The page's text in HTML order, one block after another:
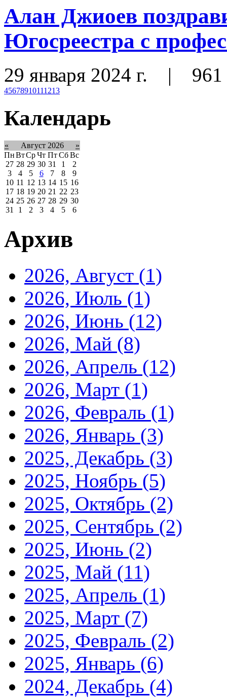
Алан Джиоев
Югосреестра с
29 января 2024 г. | 961
45678910111213
Календарь
« Август 2026
»
ПнВтСрЧт Пт Сб Вс
27 28 29 30 31 1
2
3
4 5 6 7 8
9
10 11 12 13 14 15 16
17 18 19 20 21 22 23
24 25 26 27 28 29 30
31
1 2 3 4 5 6
Архив
2026, Август (1)
2026, Июль (1)
2026, Июнь (12)
2026, Май (8)
2026, Апрель (12)
2026, Март (1)
2026, Февраль (1)
2026, Январь (3)
2025, Декабрь (3)
2025, Ноябрь (5)
2025, Октябрь (2)
2025, Сентябрь (2)
2025, Июнь (2)
2025, Май (11)
2025, Апрель (1)
2025, Март (7)
2025, Февраль (2)
2025, Январь (6)
2024, Декабрь (4)